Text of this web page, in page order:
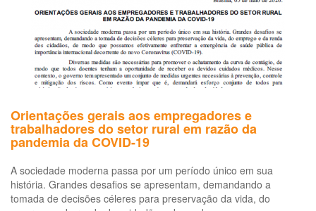
de
lei
sobre
os
agrotóxicos
Orientações gerais aos empregadores e
trabalhadores do setor rural em razão da
pandemia da COVID-19
A sociedade moderna passa por um período único em sua
história. Grandes desafios se apresentam, demandando a
tomada de decisões céleres para preservação da vida, do